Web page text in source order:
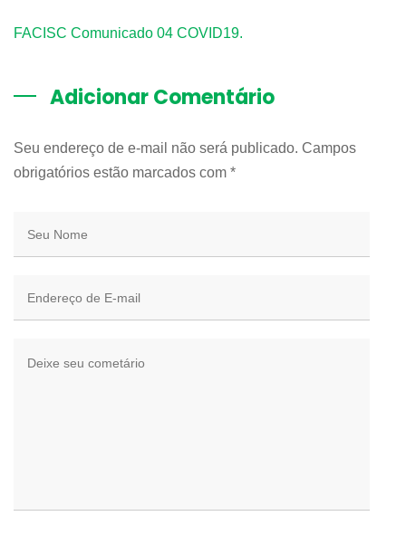
FACISC Comunicado 04 COVID19.
Adicionar Comentário
Seu endereço de e-mail não será publicado. Campos
obrigatórios estão marcados com *